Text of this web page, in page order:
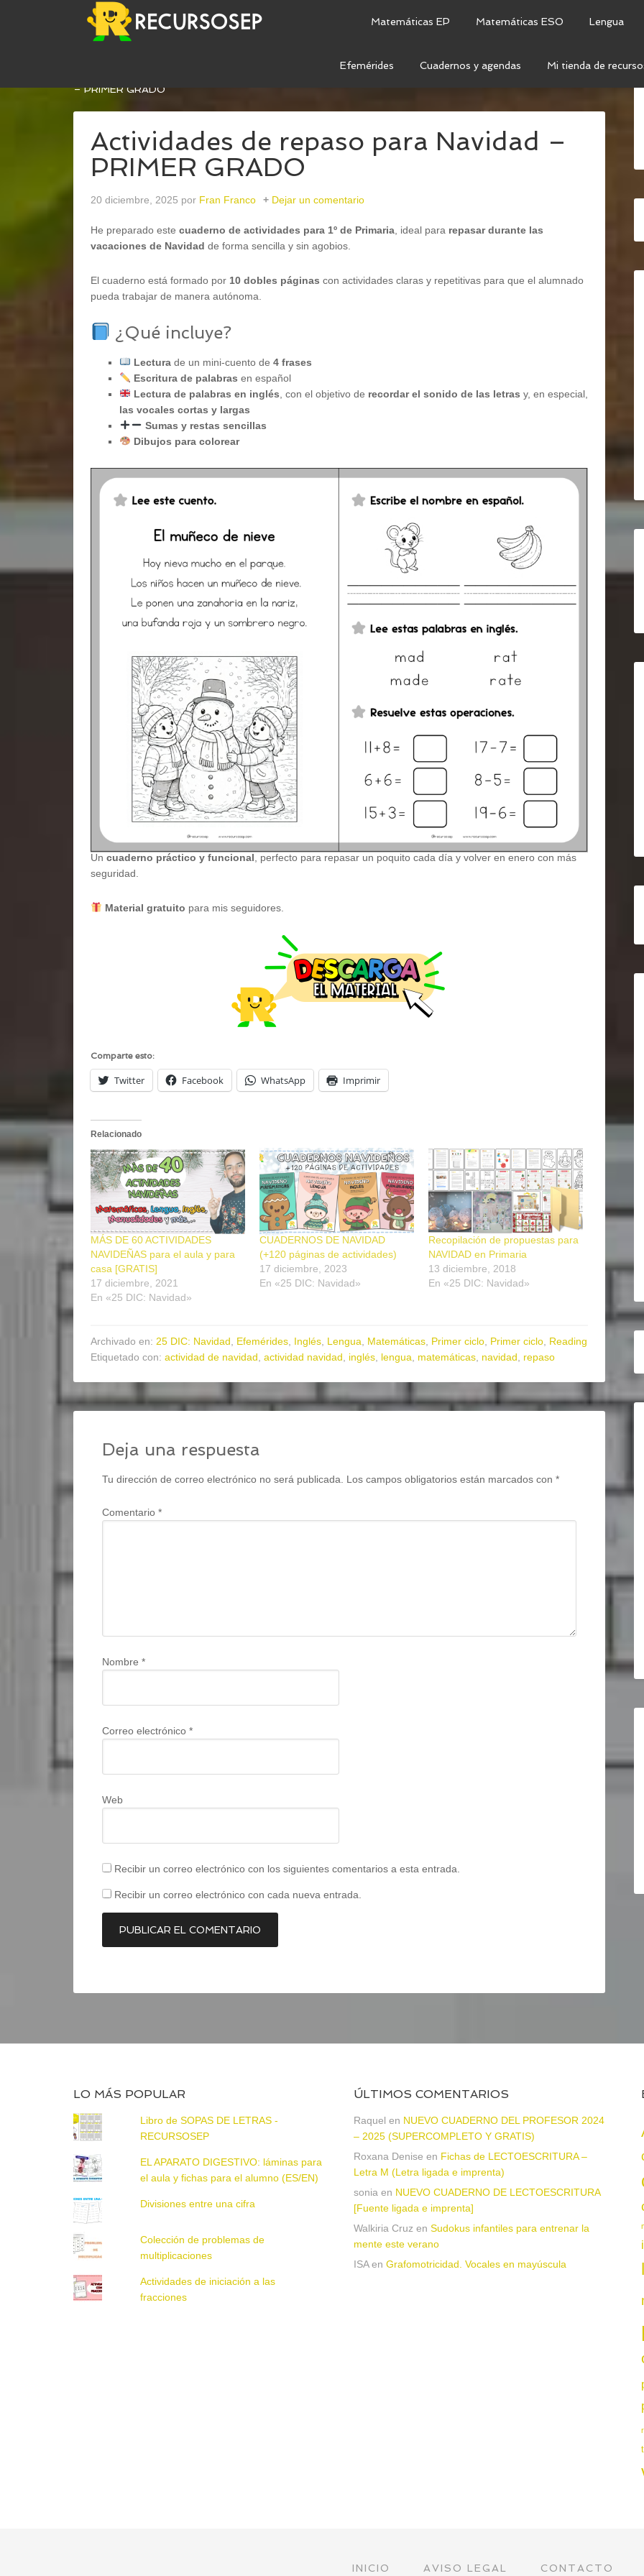
Matemáticas EP Matemáticas ESO Lengua
Efemérides Cuadernos y agendas Mi tienda de
ACTIVIDADES DE REPASO PARA NAVIDAD
– PRIMER GRADO
Actividades de repaso para Navidad –
PRIMER GRADO
20 diciembre, 2025 por Fran Franco Dejar un comentario
He preparado este cuaderno de actividades para 1º de Primaria , ideal para repasar durante las
vacaciones de Navidad de forma sencilla y sin agobios.
El cuaderno está formado por 10 dobles páginas con actividades claras y repetitivas para que el alumnado
pueda trabajar de manera autónoma.
¿Qué incluye?
Lecturade un mini-cuento de 4 frases
Escritura de palabras en español
Lectura de palabras en inglés , con el objetivo de recordar el sonido de las letras y, en especial,
las vocales cortas y largas
Sumas y restas sencillas
Dibujos para colorear
Un cuaderno práctico y funcional , perfecto para repasar un poquito cada día y volver en enero con más
seguridad.
Material gratuito para mis seguidores.
Comparte esto:
Twitter Facebook WhatsApp Imprimir
Relacionado
MÁS DE 60 ACTIVIDADES
NAVIDEÑAS para el aula y para
casa [GRATIS]
17 diciembre, 2021
En «25 DIC: Navidad»
CUADERNOS DE NAVIDAD
(+120 páginas de actividades)
17 diciembre, 2023
En «25 DIC: Navidad»
Recopilación de propuestas para
NAVIDAD en Primaria
13 diciembre, 2018
En «25 DIC: Navidad»
Archivado en: 25 DIC: Navidad, Efemérides, Inglés, Lengua, Matemáticas, Primer ciclo, Primer ciclo, Reading
Etiquetado con: actividad de navidad, actividad navidad, inglés, lengua, matemáticas, navidad, repaso
Deja una respuesta
Tu dirección de correo electrónico no será publicada. Los campos obligatorios están marcados con *
Comentario *
Nombre *
Correo electrónico *
Web
Recibir un correo electrónico con los siguientes comentarios a esta entrada.
Recibir un correo electrónico con cada nueva entrada.
LO MÁS POPULAR
Libro de SOPAS DE LETRAS -
RECURSOSEP
EL APARATO DIGESTIVO: láminas para
el aula y fichas para el alumno (ES/EN)
Divisiones entre una cifra
Colección de problemas de
multiplicaciones
Actividades de iniciación a las
fracciones
ÚLTIMOS COMENTARIOS
Raquel en NUEVO CUADERNO DEL PROFESOR 2024
– 2025 (SUPERCOMPLETO Y GRATIS)
Roxana Denise en Fichas de LECTOESCRITURA –
Letra M (Letra ligada e imprenta)
sonia en NUEVO CUADERNO DE LECTOESCRITURA
[Fuente ligada e imprenta]
Walkiria Cruz en Sudokus infantiles para entrenar la
mente este verano
ISAen Grafomotricidad. Vocales en mayúscula
INICIO AVISO LEGAL CONTACTO